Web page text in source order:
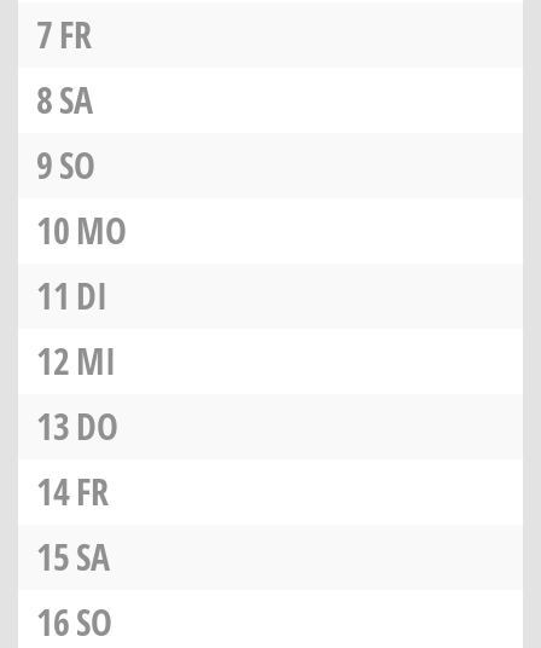
7FR
8SA
9SO
10MO
11 DI
12MI
13DO
14FR
15SA
16SO